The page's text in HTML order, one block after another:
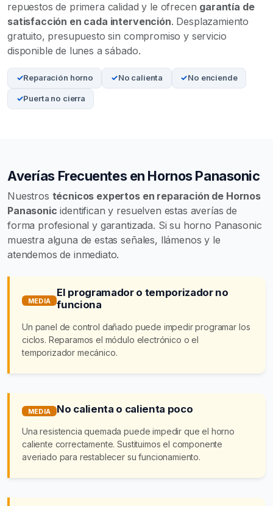
repuestos de primera calidad y le ofrecen garantía de
satisfacción en cada intervención. Desplazamiento
gratuito, presupuesto sin compromiso y servicio
disponible de lunes a sábado.
Reparación horno No calienta No enciende
Puerta no cierra
Averías Frecuentes en Hornos Panasonic
Nuestros técnicos expertos en reparación de Hornos
Panasonic identifican y resuelven estas averías de
forma profesional y garantizada. Si su horno Panasonic
muestra alguna de estas señales, llámenos y le
atendemos de inmediato.
MEDIA
El programador o temporizador no
funciona
Un panel de control dañado puede impedir programar los
ciclos. Reparamos el módulo electrónico o el
temporizador mecánico.
MEDIA No calienta o calienta poco
Una resistencia quemada puede impedir que el horno
caliente correctamente. Sustituimos el componente
averiado para restablecer su funcionamiento.